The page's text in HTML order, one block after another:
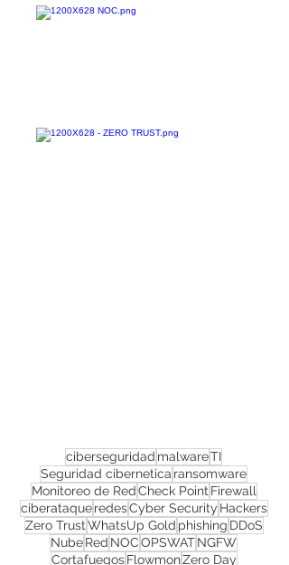
ciberseguridadmalwareTI
Seguridad ciberneticaransomware
Monitoreo de RedCheck PointFirewall
ciberataqueredesCyber SecurityHackers